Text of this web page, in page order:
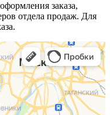
заказа,
отдела продаж. Для